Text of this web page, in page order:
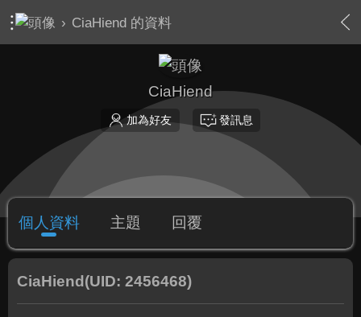
› CiaHiend 的資料
CiaHiend
加為好友 發訊息
個人資料 主題 回覆
CiaHiend (UID: 2456468)